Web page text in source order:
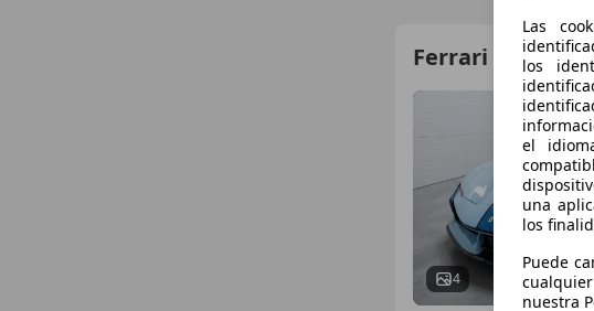
Ferrari SF90
4
Las
los
el
una
los
Puede
nuestra